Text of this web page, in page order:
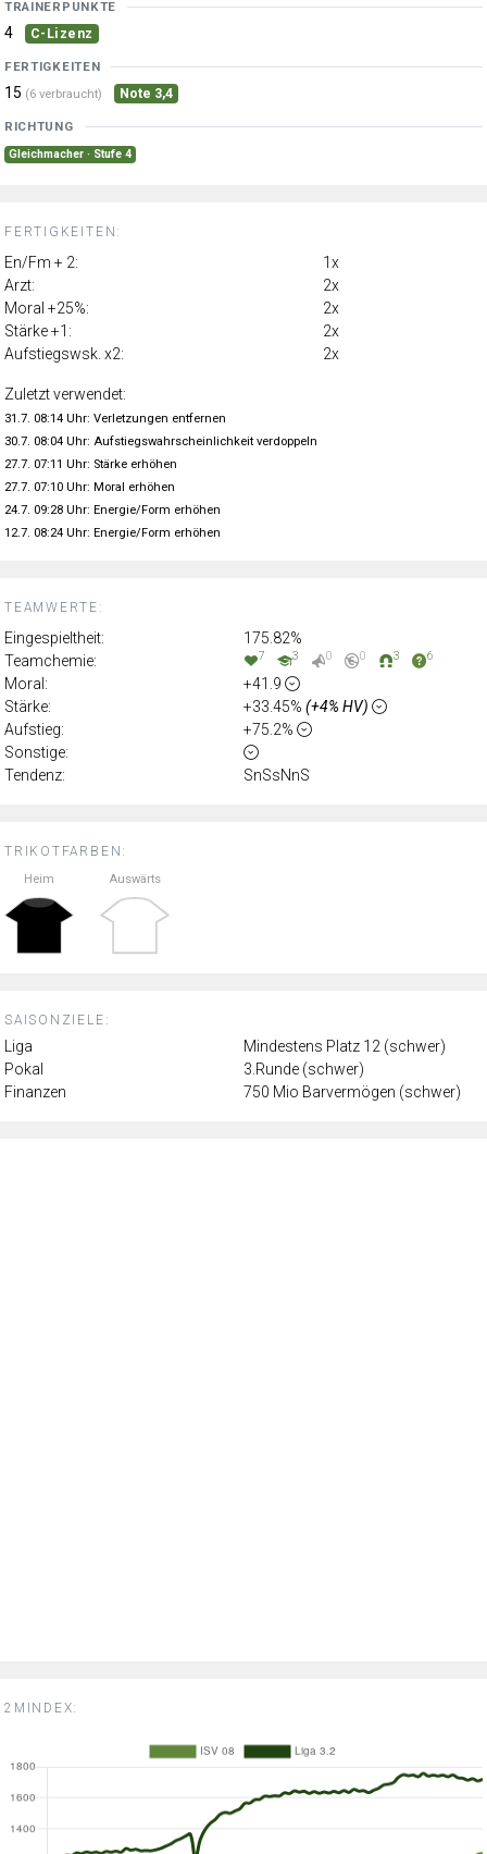
TRIKOTFARBEN:
Heim Auswärts
SAISONZIELE:
Liga
Mindestens Platz 12 (schwer)
Pokal
3.Runde (schwer)
Finanzen
750 Mio Barvermögen (schwer)
2MINDEX:
TEAMWERTE:
Eingespieltheit:
175.82%
Teamchemie:
7 3 0 0 3 6
Moral:
+41.9
Stärke:
+33.45% (+4% HV)
Aufstieg:
+75.2%
Sonstige:
Tendenz:
SnSsNnS
TRAINERPUNKTE
4 C-Lizenz
FERTIGKEITEN
15 (6 verbraucht) Note 3,4
RICHTUNG
Gleichmacher · Stufe 4
FERTIGKEITEN:
En/Fm + 2:
1x
Arzt:
2x
Moral +25%:
2x
Stärke +1:
2x
Aufstiegswsk. x2:
2x
Zuletzt verwendet:
31.7. 08:14 Uhr: Verletzungen entfernen
30.7. 08:04 Uhr: Aufstiegswahrscheinlichkeit verdoppeln
27.7. 07:11 Uhr: Stärke erhöhen
27.7. 07:10 Uhr: Moral erhöhen
24.7. 09:28 Uhr: Energie/Form erhöhen
12.7. 08:24 Uhr: Energie/Form erhöhen